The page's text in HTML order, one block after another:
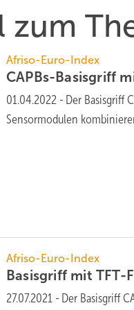
zum
Afriso-Euro-Index
CAPBs-Basisgriff
01.04.2022 - Der Basisgriff
Sensormodulen
Afriso-Euro-Index
Basisgriff mit TFT-
27.07.2021 - Der Basisgriff